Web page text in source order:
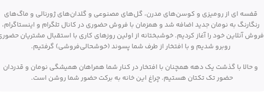
قفسه ای از رومیزی و کوسن‌های مدرن، گل‌های مصنوعی و گلدان‌های ژورنالی و ماگ‌های
رنگارنگ به نومان جدید اضافه شد و همزمان با فروش حضوری در کانال تلگرام و اینستاگرام،
فروش آنلاین خود را آغاز کردیم. خوشبختانه از اولین روزهای کاری با استقبال مشتریان
روبرو شدیم و با افتخار از طرف شما پسوند (خوشحالی‌فروشی) گرفتیم.
و حالا با گذشت یک دهه همچنان با افتخار در کنار شما همراهان همیشگی نومان و قدردان
حضور تک تکتان هستیم. چراغ این خانه به برکت حضور شما روشن است.